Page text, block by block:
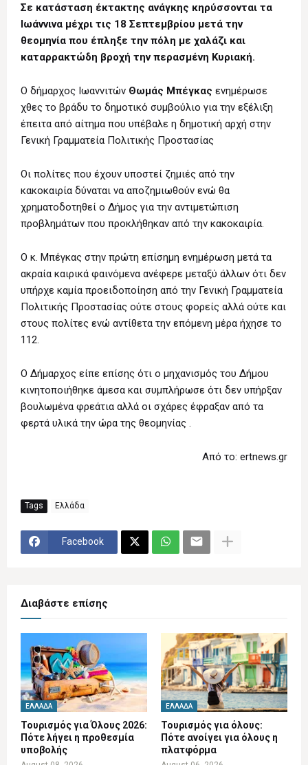
Σε κατάσταση έκτακτης ανάγκης κηρύσσονται τα
Ιωάννινα μέχρι τις 18 Σεπτεμβρίου μετά την
θεομηνία που έπληξε την πόλη με χαλάζι και
καταρρακτώδη βροχή την περασμένη Κυριακή.
Ο δήμαρχος Ιωαννιτών Θωμάς Μπέγκας ενημέρωσε
χθες το βράδυ το δημοτικό συμβούλιο για την εξέλιξη
έπειτα από αίτημα που υπέβαλε η δημοτική αρχή στην
Γενική Γραμματεία Πολιτικής Προστασίας
Οι πολίτες που έχουν υποστεί ζημιές από την
κακοκαιρία δύναται να αποζημιωθούν ενώ θα
χρηματοδοτηθεί ο Δήμος για την αντιμετώπιση
προβλημάτων που προκλήθηκαν από την κακοκαιρία.
Ο κ. Μπέγκας στην πρώτη επίσημη ενημέρωση μετά τα
ακραία καιρικά φαινόμενα ανέφερε μεταξύ άλλων ότι δεν
υπήρχε καμία προειδοποίηση από την Γενική Γραμματεία
Πολιτικής Προστασίας ούτε στους φορείς αλλά ούτε και
στους πολίτες ενώ αντίθετα την επόμενη μέρα ήχησε το
112.
Ο Δήμαρχος είπε επίσης ότι ο μηχανισμός του Δήμου
κινητοποιήθηκε άμεσα και συμπλήρωσε ότι δεν υπήρξαν
βουλωμένα φρεάτια αλλά οι σχάρες έφραξαν από τα
φερτά υλικά την ώρα της θεομηνίας .
Από το: ertnews.gr
Tags Ελλάδα
Facebook
Διαβάστε επίσης
ΕΛΛΆΔΑ
Τουρισμός για Όλους 2026:
Πότε λήγει η προθεσμία
υποβολής
ΕΛΛΆΔΑ
Τουρισμός για όλους:
Πότε ανοίγει για όλους η
πλατφόρμα